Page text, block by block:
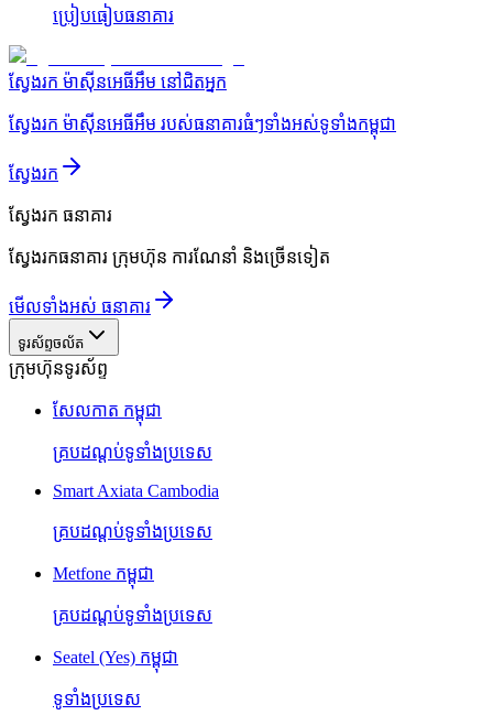
ប្រៀបធៀបធនាគារ
ស្វែងរក ម៉ាស៊ីនអេធីអឹម នៅជិតអ្នក
ស្វែងរក ម៉ាស៊ីនអេធីអឹម របស់ធនាគារធំៗទាំងអស់ទូទាំងកម្ពុជា
ស្វែងរក
ស្វែងរក ធនាគារ
ស្វែងរកធនាគារ ក្រុមហ៊ុន ការណែនាំ និងច្រើនទៀត
មើលទាំងអស់ ធនាគារ
ទូរស័ព្ទចល័ត
ក្រុមហ៊ុនទូរស័ព្ទ
សែលកាត កម្ពុជា
គ្របដណ្តប់ទូទាំងប្រទេស
Smart Axiata Cambodia
គ្របដណ្តប់ទូទាំងប្រទេស
Metfone កម្ពុជា
គ្របដណ្តប់ទូទាំងប្រទេស
Seatel (Yes) កម្ពុជា
ទូទាំងប្រទេស